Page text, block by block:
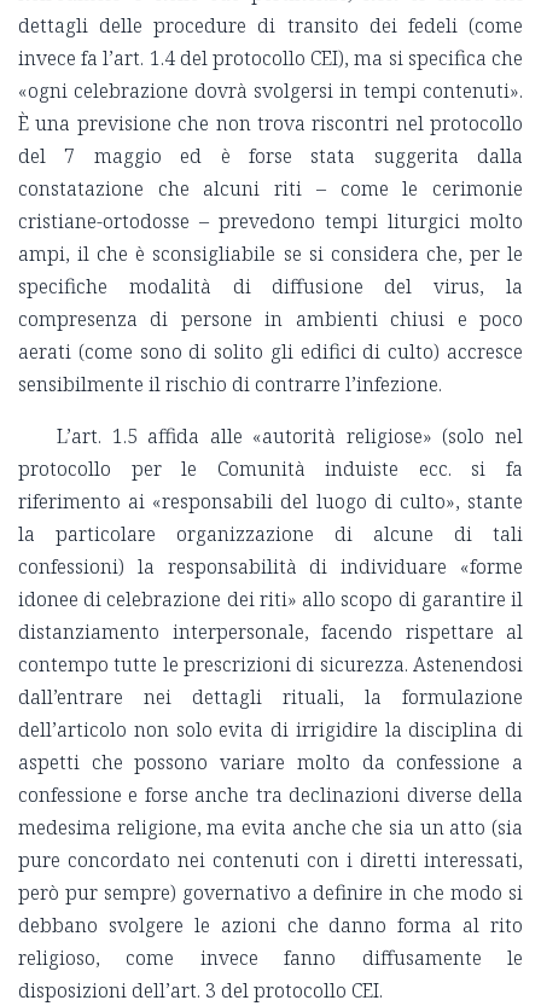
dettagli delle procedure di transito dei fedeli (come
invece fa l’art. 1.4 del protocollo CEI), ma si specifica che
«ogni celebrazione dovrà svolgersi in tempi contenuti».
È una previsione che non trova riscontri nel protocollo
del 7 maggio ed è forse stata suggerita dalla
constatazione che alcuni riti – come le cerimonie
cristiane-ortodosse – prevedono tempi liturgici molto
ampi, il che è sconsigliabile se si considera che, per le
specifiche modalità di diffusione del virus, la
compresenza di persone in ambienti chiusi e poco
aerati (come sono di solito gli edifici di culto) accresce
sensibilmente il rischio di contrarre l’infezione.
L’art. 1.5 affida alle «autorità religiose» (solo nel
protocollo per le Comunità induiste ecc. si fa
riferimento ai «responsabili del luogo di culto», stante
la particolare organizzazione di alcune di tali
confessioni) la responsabilità di individuare «forme
idonee di celebrazione dei riti» allo scopo di garantire il
distanziamento interpersonale, facendo rispettare al
contempo tutte le prescrizioni di sicurezza. Astenendosi
dall’entrare nei dettagli rituali, la formulazione
dell’articolo non solo evita di irrigidire la disciplina di
aspetti che possono variare molto da confessione a
confessione e forse anche tra declinazioni diverse della
medesima religione, ma evita anche che sia un atto (sia
pure concordato nei contenuti con i diretti interessati,
però pur sempre) governativo a definire in che modo si
debbano svolgere le azioni che danno forma al rito
religioso, come invece fanno diffusamente le
disposizioni dell’art. 3 del protocollo CEI.